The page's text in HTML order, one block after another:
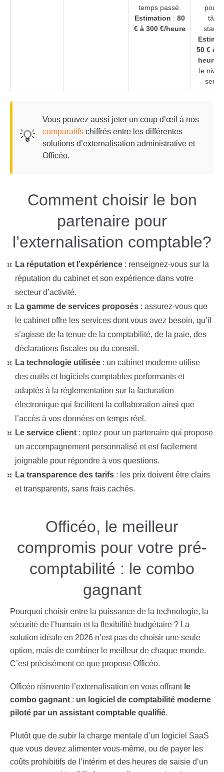
temps passé.
Estimation : 80
€ à 300 €/heure
pour
50 € à
heure
le
💡
Vous pouvez aussi jeter un coup d’œil à nos
comparatifs chiffrés entre les différentes
solutions d’externalisation administrative et
Officéo.
Comment choisir le bon
partenaire pour
l’externalisation comptable?
La réputation et l’expérience : renseignez-vous sur la
réputation du cabinet et son expérience dans votre
secteur d’activité.
La gamme de services proposés : assurez-vous que
le cabinet offre les services dont vous avez besoin, qu’il
s’agisse de la tenue de la comptabilité, de la paie, des
déclarations fiscales ou du conseil.
La technologie utilisée : un cabinet moderne utilise
des outils et logiciels comptables performants et
adaptés à la réglementation sur la facturation
électronique qui facilitent la collaboration ainsi que
l’accès à vos données en temps réel.
Le service client : optez pour un partenaire qui propose
un accompagnement personnalisé et est facilement
joignable pour répondre à vos questions.
La transparence des tarifs : les prix doivent être clairs
et transparents, sans frais cachés.
Officéo, le meilleur
compromis pour votre pré-
comptabilité : le combo
gagnant
Pourquoi choisir entre la puissance de la technologie, la
sécurité de l’humain et la flexibilité budgétaire ? La
solution idéale en 2026 n’est pas de choisir une seule
option, mais de combiner le meilleur de chaque monde.
C’est précisément ce que propose Officéo.
Officéo réinvente l’externalisation en vous offrant le
combo gagnant : un logiciel de comptabilité moderne
piloté par un assistant comptable qualifié.
Plutôt que de subir la charge mentale d’un logiciel SaaS
que vous devez alimenter vous-même, ou de payer les
coûts prohibitifs de l’intérim et des heures de saisie d’un